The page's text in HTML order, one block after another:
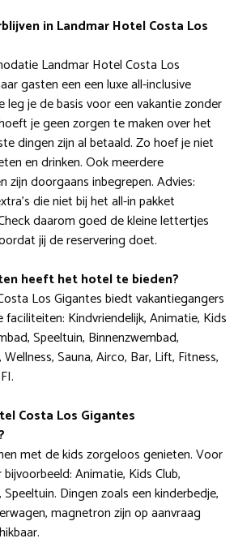
in Landmar Hotel Costa Los
Landmar Hotel Costa Los
gasten een een luxe all-inclusive
leg je de basis voor een vakantie zonder
je geen zorgen te maken over het
dingen zijn al betaald. Zo hoef je niet
en drinken. Ook meerdere
zijn doorgaans inbegrepen. Advies:
die niet bij het all-in pakket
daarom goed de kleine lettertjes
jij de reservering doet.
heeft het hotel te bieden?
Los Gigantes biedt vakantiegangers
faciliteiten: Kindvriendelijk, Animatie, Kids
Speeltuin, Binnenzwembad,
Sauna, Airco, Bar, Lift, Fitness,
Costa Los Gigantes
met de kids zorgeloos genieten. Voor
Animatie, Kids Club,
Dingen zoals een kinderbedje,
magnetron zijn op aanvraag